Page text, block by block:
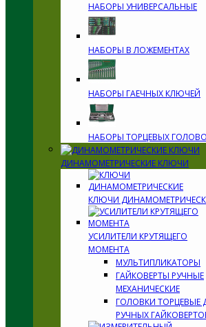
НАБОРЫ УНИВЕРСАЛЬНЫЕ
НАБОРЫ В ЛОЖЕМЕНТАХ
НАБОРЫ ГАЕЧНЫХ КЛЮЧЕЙ
НАБОРЫ ТОРЦЕВЫХ
ДИНАМОМЕТРИЧЕСКИЕ КЛЮЧИ
КЛЮЧИ
УСИЛИТЕЛИ КРУТЯЩЕГО
МОМЕНТА
МУЛЬТИПЛИКАТОРЫ
ГАЙКОВЕРТЫ РУЧНЫЕ
МЕХАНИЧЕСКИЕ
ГОЛОВКИ ТОРЦЕВЫЕ
РУЧНЫХ